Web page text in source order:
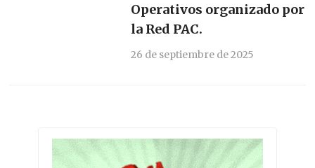
Operativos organizado por
la Red PAC.
26 de septiembre de 2025